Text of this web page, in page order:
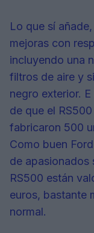
Lo que sí
mejoras con
incluyendo una
filtros de aire y
negro exterior.
de que el
fabricaron 500
Como buen
de apasionados
RS500 están
euros, bastante
normal.